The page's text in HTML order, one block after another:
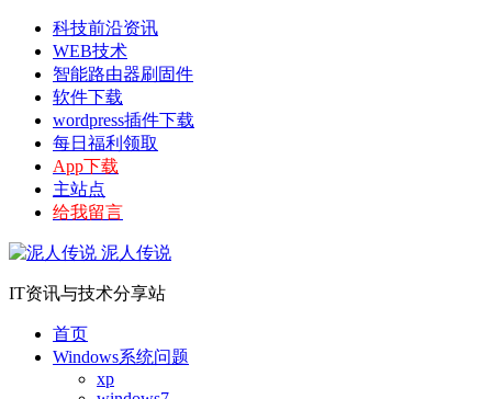
科技前沿资讯
WEB技术
智能路由器刷固件
软件下载
wordpress插件下载
每日福利领取
App下载
主站点
给我留言
泥人传说
IT资讯与技术分享站
首页
Windows系统问题
xp